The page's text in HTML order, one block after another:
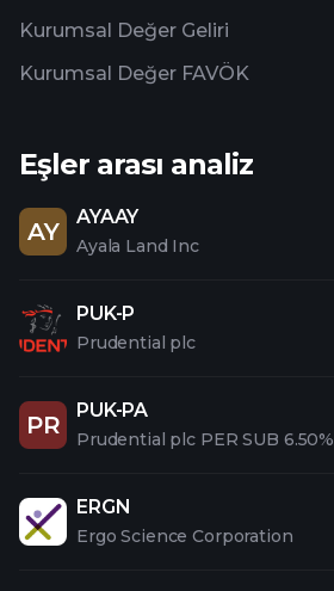
Kurumsal Değer Geliri
Kurumsal Değer FAVÖK
Eşler arası analiz
AY
AYAAY
Ayala Land Inc
PUK-P
Prudential plc
PR
PUK-PA
Prudential plc PER SUB 6.50%
ERGN
Ergo Science Corporation